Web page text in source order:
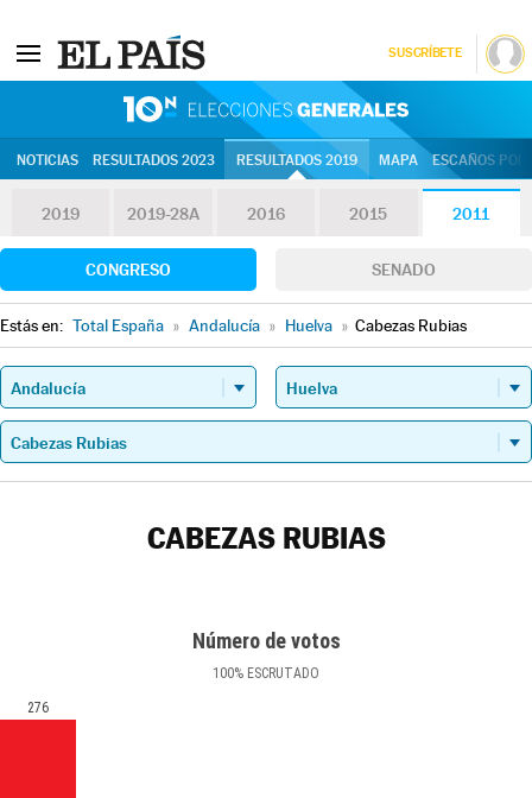
SUSCRÍBETE
NOTICIAS RESULTADOS 2023 RESULTADOS 2019 MAPA ESCAÑOS
2019 2019-28A 2016 2015 2011
CONGRESO SENADO
Estás en: Total España » Andalucía » Huelva » Cabezas Rubias
CABEZAS RUBIAS
Número de votos
100% ESCRUTADO
276